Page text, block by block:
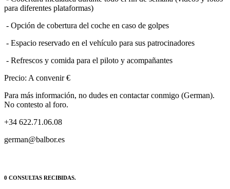
- Opción de cobertura del coche en caso de golpes
- Espacio reservado en el vehículo para sus patrocinadores
- Refrescos y comida para el piloto y acompañantes
Precio: A convenir €
Para más información, no dudes en contactar conmigo (German).
No contesto al foro.
+34 622.71.06.08
german@balbor.es